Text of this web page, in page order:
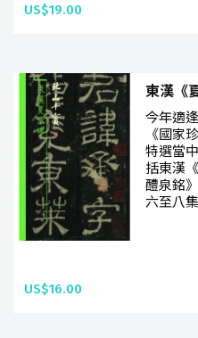
US$19.00
東漢《
今年適
《國家
特選當
括東漢
醴泉銘
六至八
US$16.00